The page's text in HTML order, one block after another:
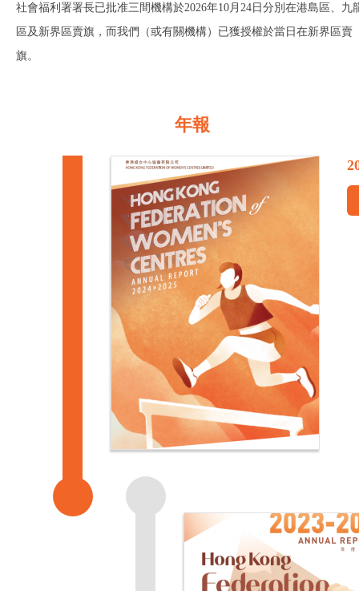
社會福利署署長已批准三間機構於2026年10月24日分別在港島區、九
區及新界區賣旗，而我們（或有關機構）已獲授權於當日在新界區賣
旗。
年報